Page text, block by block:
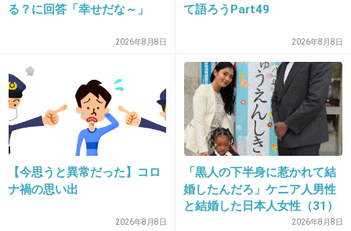
バツ１ダメ女まえあつwww
-18
21. 匿名 2015/06/27(土) 10:15:03
+231 -34
る？に回答「幸せだな～」
2026年8月8日
て語ろうPart49
2026年8月8日
【今思うと異常だった】コロ
ナ禍の思い出
2026年8月8日
「黒人の下半身に惹かれて結
婚したんだろ」ケニア人男性
と結婚した日本人女性（31）
に“誹謗中傷”殺到…本人が語
2026年8月8日